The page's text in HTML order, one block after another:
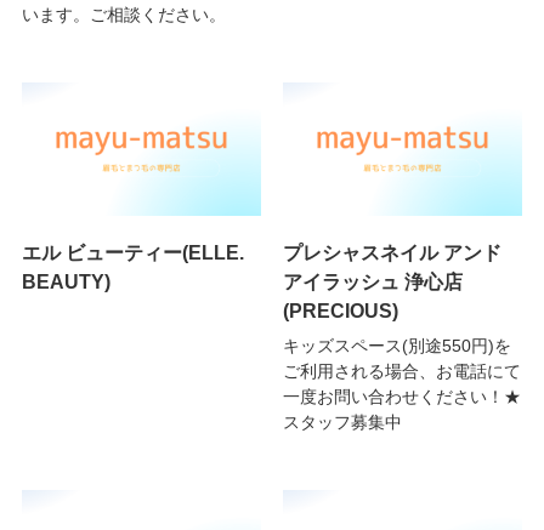
います。ご相談ください。
エル ビューティー(ELLE.
BEAUTY)
プレシャスネイル アンド
アイラッシュ 浄心店
(PRECIOUS)
キッズスペース(別途550円)を
ご利用される場合、お電話にて
一度お問い合わせください！★
スタッフ募集中